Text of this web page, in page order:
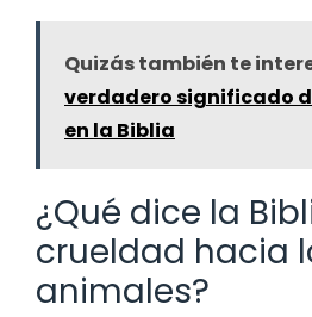
Quizás también te
verdadero significado
en la Biblia
¿Qué dice la
crueldad hacia
animales?